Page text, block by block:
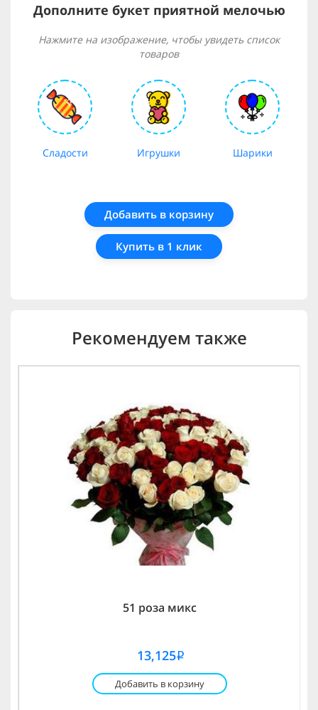
Дополните букет приятной мелочью
Нажмите на изображение, чтобы увидеть список
товаров
Сладости Игрушки Шарики
Добавить в корзину
Купить в 1 клик
Рекомендуем также
51 роза микс
13,125i
Добавить в корзину